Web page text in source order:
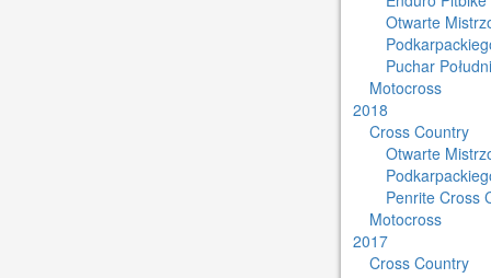
Otwarte
Puchar
Motocross
2018
Cross Country
Otwarte
Penrite Cross
Motocross
2017
Cross Country